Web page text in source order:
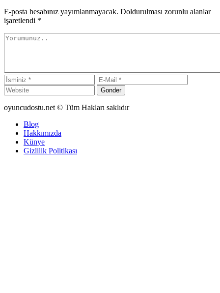
E-posta hesabınız yayımlanmayacak. Doldurulması zorunlu alanlar
işaretlendi *
Gonder
oyuncudostu.net © Tüm Hakları saklıdır
Blog
Hakkımızda
Künye
Gizlilik Politikası